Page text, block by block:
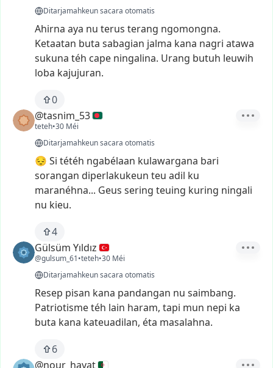
Ditarjamahkeun sacara otomatis
Ahirna aya nu terus terang ngomongna.
Ketaatan buta sabagian jalma kana nagri atawa
sukuna téh cape ningalina. Urang butuh leuwih
loba kajujuran.
0
@tasnim_53
teteh•30 Méi
Ditarjamahkeun sacara otomatis
😔 Si tétéh ngabélaan kulawargana bari
sorangan diperlakukeun teu adil ku
maranéhna... Geus sering teuing kuring ningali
nu kieu.
4
Gülsüm Yıldız
@gulsum_61•teteh•30 Méi
Ditarjamahkeun sacara otomatis
Resep pisan kana pandangan nu saimbang.
Patriotismetéh lain haram, tapi mun nepi ka
buta kana kateuadilan, éta masalahna.
6
@nour_hayat